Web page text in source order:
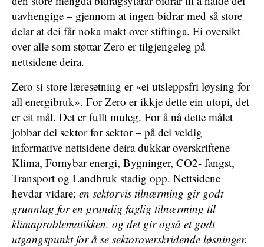
uavhengige – gjennom at ingen bidrar med så store
delar at dei får noka makt over stiftinga. Ei oversikt
over alle som støttar Zero er tilgjengeleg på
nettsidene deira.
Zero si store læresetning er «ei utsleppsfri løysing for
all energibruk». For Zero er ikkje dette ein utopi, det
er eit mål. Det er fullt muleg. For å nå dette målet
jobbar dei sektor for sektor – på dei veldig
informative nettsidene deira dukkar overskriftene
Klima, Fornybar energi, Bygninger, CO2- fangst,
Transport og Landbruk stadig opp. Nettsidene
hevdar vidare: en sektorvis tilnærming gir godt
grunnlag for en grundig faglig tilnærming til
klimaproblematikken, og det gir også et godt
utgangspunkt for å se sektoroverskridende løsninger.